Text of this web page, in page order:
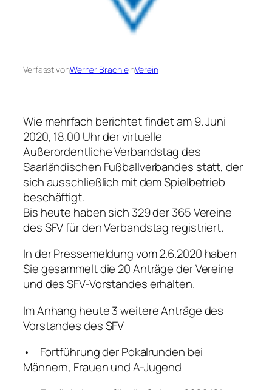
Verfasst vonWerner BrachleinVerein
Wie mehrfach berichtet findet am 9. Juni
2020, 18.00 Uhr der virtuelle
Außerordentliche Verbandstag des
Saarländischen Fußballverbandes statt, der
sich ausschließlich mit dem Spielbetrieb
beschäftigt.
Bis heute haben sich 329 der 365 Vereine
des SFV für den Verbandstag registriert.
In der Pressemeldung vom 2.6.2020 haben
Sie gesammelt die 20 Anträge der Vereine
und des SFV-Vorstandes erhalten.
Im Anhang heute 3 weitere Anträge des
Vorstandes des SFV
• Fortführung der Pokalrunden bei
Männern, Frauen und A-Jugend